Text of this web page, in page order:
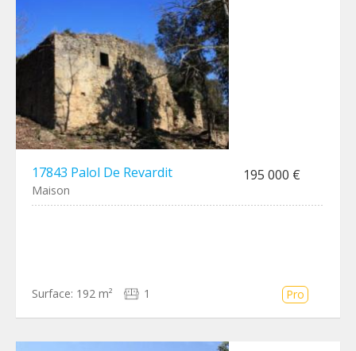
17843 Palol De Revardit 195 000 €
Maison
Surface: 192 m² 1 Pro